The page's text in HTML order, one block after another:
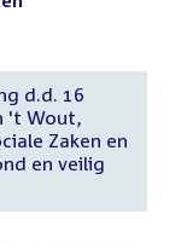
d.d. 16
't Wout,
Zaken en
en veilig